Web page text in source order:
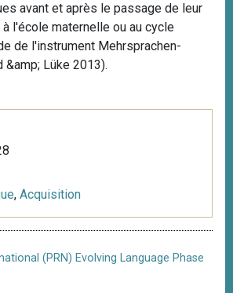
avant et après le passage de leur
l'école maternelle ou au cycle
de l'instrument Mehrsprachen-
Lüke 2013).
, Acquisition
(PRN) Evolving Language Phase